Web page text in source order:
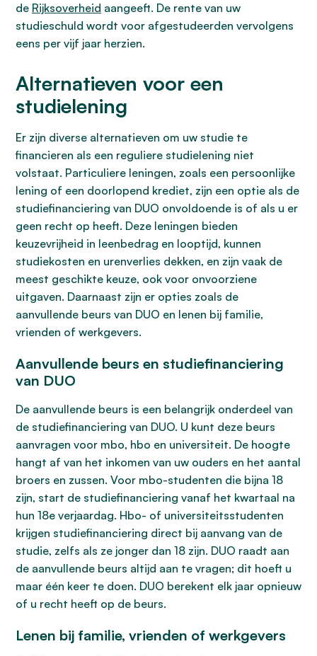
de Rijksoverheid aangeeft. De rente van uw
studieschuld wordt voor afgestudeerden vervolgens
eens per vijf jaar herzien.
Alternatieven voor een
studielening
Er zijn diverse alternatieven om uw studie te
financieren als een reguliere studielening niet
volstaat. Particuliere leningen, zoals een persoonlijke
lening of een doorlopend krediet, zijn een optie als de
studiefinanciering van DUO onvoldoende is of als u er
geen recht op heeft. Deze leningen bieden
keuzevrijheid in leenbedrag en looptijd, kunnen
studiekosten en urenverlies dekken, en zijn vaak de
meest geschikte keuze, ook voor onvoorziene
uitgaven. Daarnaast zijn er opties zoals de
aanvullende beurs van DUO en lenen bij familie,
vrienden of werkgevers.
Aanvullende beurs en studiefinanciering
van DUO
De aanvullende beurs is een belangrijk onderdeel van
de studiefinanciering van DUO. U kunt deze beurs
aanvragen voor mbo, hbo en universiteit. De hoogte
hangt af van het inkomen van uw ouders en het aantal
broers en zussen. Voor mbo-studenten die bijna 18
zijn, start de studiefinanciering vanaf het kwartaal na
hun 18e verjaardag. Hbo- of universiteitsstudenten
krijgen studiefinanciering direct bij aanvang van de
studie, zelfs als ze jonger dan 18 zijn. DUO raadt aan
de aanvullende beurs altijd aan te vragen; dit hoeft u
maar één keer te doen. DUO berekent elk jaar opnieuw
of u recht heeft op de beurs.
Lenen bij familie, vrienden of werkgevers